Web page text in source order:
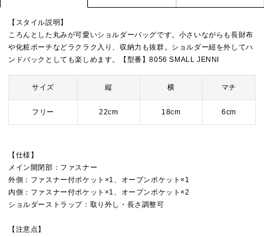
【スタイル説明】
ころんとした丸みが可愛いショルダーバッグです。小さいながらも長財布
や化粧ポーチなどラクラク入り、収納力も抜群。ショルダー紐を外してハ
ンドバックとしても楽しめます。【型番】8056 SMALL JENNI
サイズ 縦 横 マチ
フリー 22cm 18cm 6cm
【仕様】
メイン開閉部：ファスナー
外側：ファスナー付ポケット×1、オープンポケット×1
内側：ファスナー付ポケット×1、オープンポケット×2
ショルダーストラップ：取り外し・長さ調整可
【注意点】